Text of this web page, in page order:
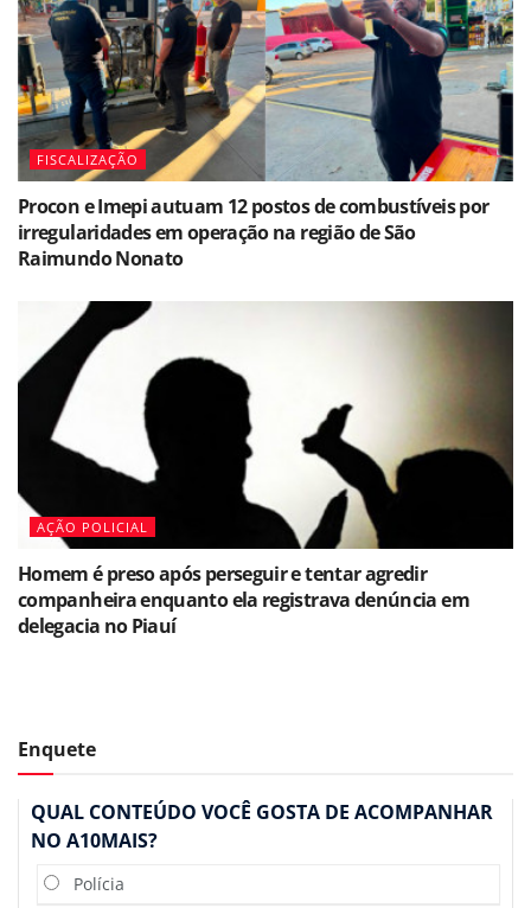
FISCALIZAÇÃO
Procon e Imepi autuam 12 postos de combustíveis por
irregularidades em operação na região de São
Raimundo Nonato
AÇÃO POLICIAL
Homem é preso após perseguir e tentar agredir
companheira enquanto ela registrava denúncia em
delegacia no Piauí
Enquete
QUAL CONTEÚDO VOCÊ GOSTA DE ACOMPANHAR
NO A10MAIS?
Polícia